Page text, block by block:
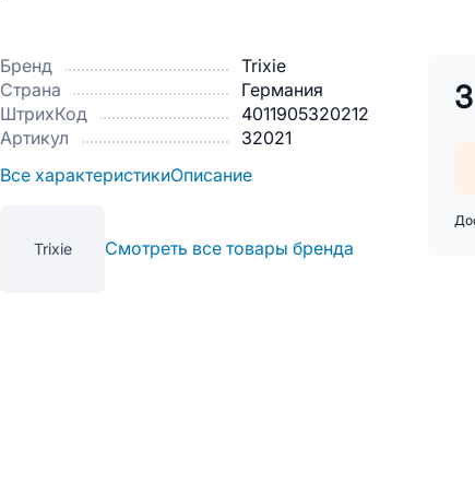
Бренд
Trixie
Страна
Германия
ШтрихКод
4011905320212
Артикул
32021
Все характеристикиОписание
Trixie Смотреть все товары бренда